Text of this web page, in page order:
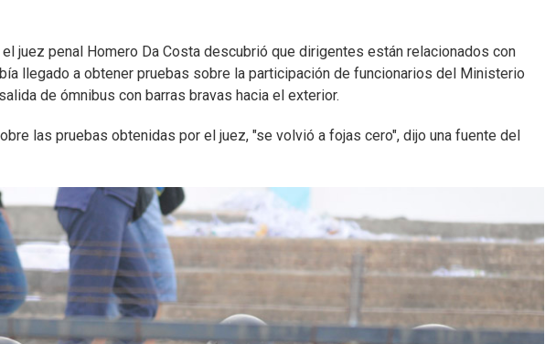
juez penal Homero Da Costa descubrió que dirigentes están relacionados con
llegado a obtener pruebas sobre la participación de funcionarios del Ministerio
de ómnibus con barras bravas hacia el exterior.
las pruebas obtenidas por el juez, "se volvió a fojas cero", dijo una fuente del